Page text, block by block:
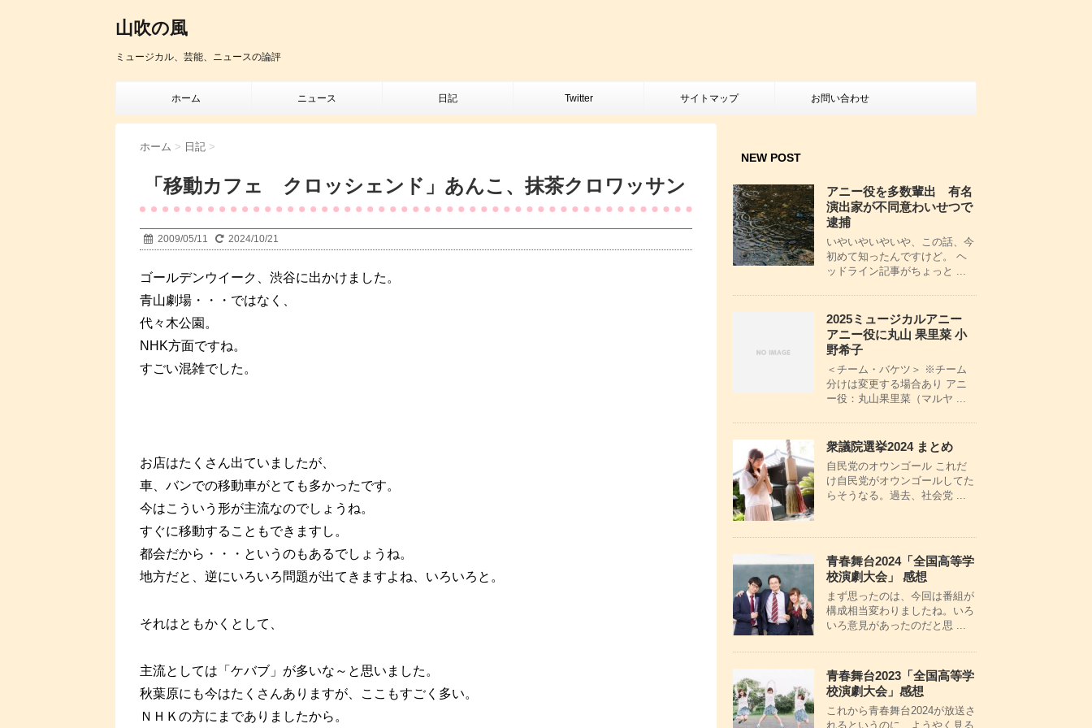
山吹の風
ミュージカル、芸能、ニュースの論評
ホーム ニュース 日記 Twitter サイトマップ お問い合わせ
ホーム > 日記 >
「移動カフェ クロッシェンド」あんこ、抹茶クロワッサン
2009/05/11 2024/10/21
ゴールデンウイーク、渋谷に出かけました。
青山劇場・・・ではなく、
代々木公園。
NHK方面ですね。
すごい混雑でした。
お店はたくさん出ていましたが、
車、バンでの移動車がとても多かったです。
今はこういう形が主流なのでしょうね。
すぐに移動することもできますし。
都会だから・・・というのもあるでしょうね。
地方だと、逆にいろいろ問題が出てきますよね、いろいろと。
それはともかくとして、
主流としては「ケバブ」が多いな～と思いました。
秋葉原にも今はたくさんありますが、ここもすごく多い。
ＮＨＫの方にまでありましたから。
NEW POST
アニー役を多数輩出 有名
演出家が不同意わいせつで
逮捕
いやいやいやいや、この話、今
初めて知ったんですけど。 ヘ
ッドライン記事がちょっと ...
2025ミュージカルアニー
アニー役に丸山 果里菜 小
野希子
＜チーム・バケツ＞ ※チーム
分けは変更する場合あり アニ
ー役：丸山果里菜（マルヤ ...
衆議院選挙2024 まとめ
自民党のオウンゴール これだ
け自民党がオウンゴールしてた
らそうなる。過去、社会党 ...
青春舞台2024「全国高等学
校演劇大会」 感想
まず思ったのは、今回は番組が
構成相当変わりましたね。いろ
いろ意見があったのだと思 ...
青春舞台2023「全国高等学
校演劇大会」感想
これから青春舞台2024が放送さ
れるというのに、ようやく見る